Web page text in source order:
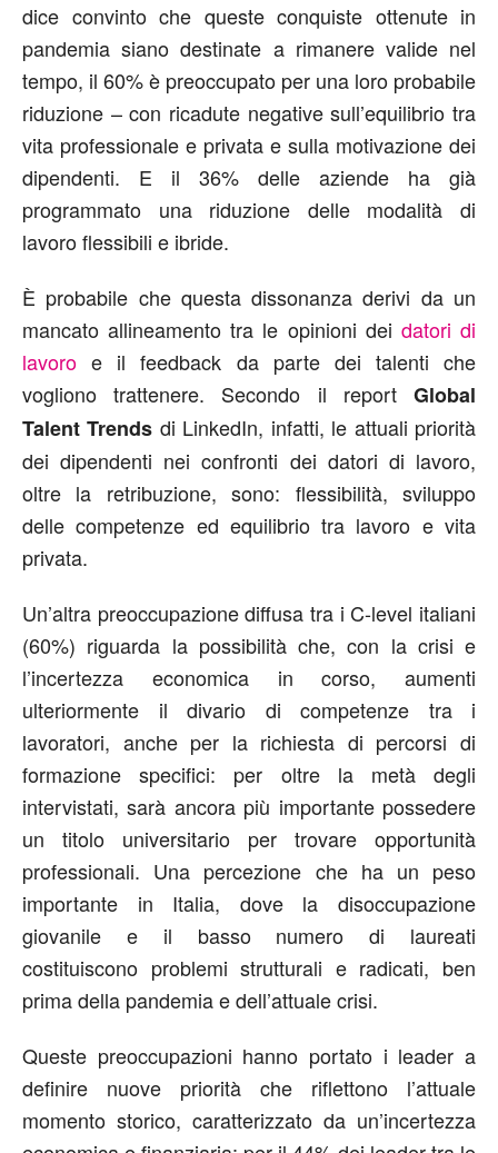
dice convinto che queste conquiste ottenute in
pandemia siano destinate a rimanere valide nel
tempo, il 60% è preoccupato per una loro probabile
riduzione – con ricadute negative sull’equilibrio tra
vita professionale e privata e sulla motivazione dei
dipendenti. E il 36% delle aziende ha già
programmato una riduzione delle modalità di
lavoro flessibili e ibride.
È probabile che questa dissonanza derivi da un
mancato allineamento tra le opinioni dei datori di
lavoro e il feedback da parte dei talenti che
vogliono trattenere. Secondo il report Global
Talent Trends di LinkedIn, infatti, le attuali priorità
dei dipendenti nei confronti dei datori di lavoro,
oltre la retribuzione, sono: flessibilità, sviluppo
delle competenze ed equilibrio tra lavoro e vita
privata.
Un’altra preoccupazione diffusa tra i C-level italiani
(60%) riguarda la possibilità che, con la crisi e
l’incertezza economica in corso, aumenti
ulteriormente il divario di competenze tra i
lavoratori, anche per la richiesta di percorsi di
formazione specifici: per oltre la metà degli
intervistati, sarà ancora più importante possedere
un titolo universitario per trovare opportunità
professionali. Una percezione che ha un peso
importante in Italia, dove la disoccupazione
giovanile e il basso numero di laureati
costituiscono problemi strutturali e radicati, ben
prima della pandemia e dell’attuale crisi.
Queste preoccupazioni hanno portato i leader a
definire nuove priorità che riflettono l’attuale
momento storico, caratterizzato da un’incertezza